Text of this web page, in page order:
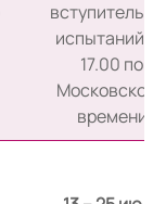
испытаний
17.00 по
Московскому
времени